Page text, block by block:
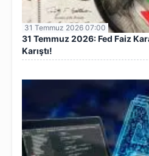
31 Temmuz 2026 07:00
31 Temmuz 2026: Fed Faiz
Karıştı!